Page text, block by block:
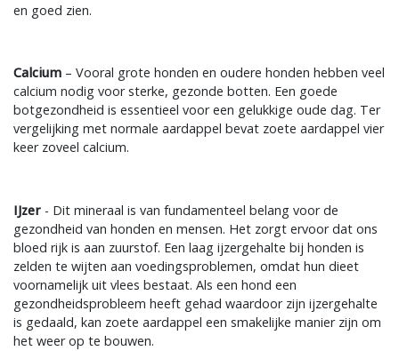
en goed zien.
Calcium – Vooral grote honden en oudere honden hebben veel
calcium nodig voor sterke, gezonde botten. Een goede
botgezondheid is essentieel voor een gelukkige oude dag. Ter
vergelijking met normale aardappel bevat zoete aardappel vier
keer zoveel calcium.
IJzer - Dit mineraal is van fundamenteel belang voor de
gezondheid van honden en mensen. Het zorgt ervoor dat ons
bloed rijk is aan zuurstof. Een laag ijzergehalte bij honden is
zelden te wijten aan voedingsproblemen, omdat hun dieet
voornamelijk uit vlees bestaat. Als een hond een
gezondheidsprobleem heeft gehad waardoor zijn ijzergehalte
is gedaald, kan zoete aardappel een smakelijke manier zijn om
het weer op te bouwen.